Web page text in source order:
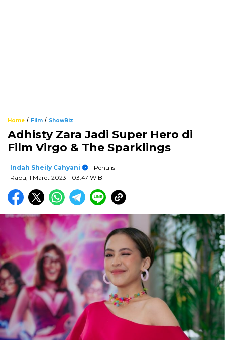
Home / Film / ShowBiz
Adhisty Zara Jadi Super Hero di
Film Virgo & The Sparklings
Indah Sheily Cahyani
- Penulis
Rabu, 1 Maret 2023 - 03:47 WIB